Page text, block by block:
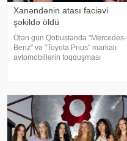
Xanəndənin atası faciəvi
şəkildə öldü
Ötən gün Qobustanda "Mercedes-
Benz" və "Toyota Prius" markalı
avtomobillərin toqquşması
Zakir Ağayev xanənd